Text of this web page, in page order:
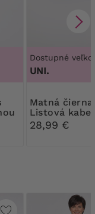
Dostupné
UNI.
Matná čierna
Listová
28,99 €